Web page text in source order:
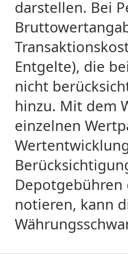
darstellen. Bei
Entgelte), die
nicht
hinzu. Mit dem
einzelnen
Depotgebühren
notieren, kann